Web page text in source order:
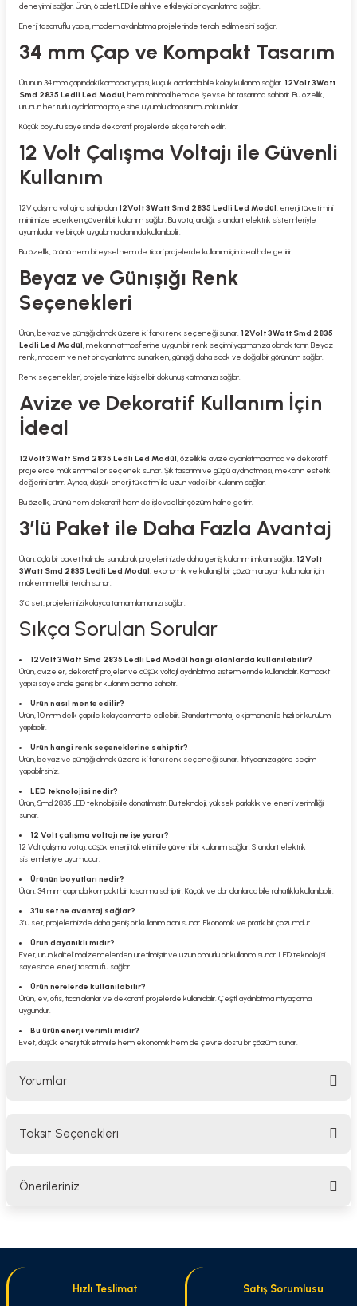
deneyimi sağlar. Ürün, 6 adet LED ile ışıltılı ve etkileyici bir aydınlatma sağlar.
Enerji tasarruflu yapısı, modern aydınlatma projelerinde tercih edilmesini sağlar.
34 mm Çap ve Kompakt Tasarım
Ürünün 34 mm çapındaki kompakt yapısı, küçük alanlarda bile kolay kullanım sağlar. 12Volt 3Watt
Smd 2835 Ledli Led Modül, hem minimal hem de işlevsel bir tasarıma sahiptir. Bu özellik,
ürünün her türlü aydınlatma projesine uyumlu olmasını mümkün kılar.
Küçük boyutu sayesinde dekoratif projelerde sıkça tercih edilir.
12 Volt Çalışma Voltajı ile Güvenli
Kullanım
12V çalışma voltajına sahip olan 12Volt 3Watt Smd 2835 Ledli Led Modül, enerji tüketimini
minimize ederken güvenli bir kullanım sağlar. Bu voltaj aralığı, standart elektrik sistemleriyle
uyumludur ve birçok uygulama alanında kullanılabilir.
Bu özellik, ürünü hem bireysel hem de ticari projelerde kullanım için ideal hale getirir.
Beyaz ve Günışığı Renk
Seçenekleri
Ürün, beyaz ve günışığı olmak üzere iki farklı renk seçeneği sunar. 12Volt 3Watt Smd 2835
Ledli Led Modül, mekanın atmosferine uygun bir renk seçimi yapmanıza olanak tanır. Beyaz
renk, modern ve net bir aydınlatma sunarken, günışığı daha sıcak ve doğal bir görünüm sağlar.
Renk seçenekleri, projelerinize kişisel bir dokunuş katmanızı sağlar.
Avize ve Dekoratif Kullanım İçin
İdeal
12Volt 3Watt Smd 2835 Ledli Led Modül, özellikle avize aydınlatmalarında ve dekoratif
projelerde mükemmel bir seçenek sunar. Şık tasarımı ve güçlü aydınlatması, mekanın estetik
değerini artırır. Ayrıca, düşük enerji tüketimi ile uzun vadeli bir kullanım sağlar.
Bu özellik, ürünü hem dekoratif hem de işlevsel bir çözüm haline getirir.
3’lü Paket ile Daha Fazla Avantaj
Ürün, üçlü bir paket halinde sunularak projelerinizde daha geniş kullanım imkanı sağlar. 12Volt
3Watt Smd 2835 Ledli Led Modül, ekonomik ve kullanışlı bir çözüm arayan kullanıcılar için
mükemmel bir tercih sunar.
3’lü set, projelerinizi kolayca tamamlamanızı sağlar.
Sıkça Sorulan Sorular
12Volt 3Watt Smd 2835 Ledli Led Modül hangi alanlarda kullanılabilir?
Ürün, avizeler, dekoratif projeler ve düşük voltajlı aydınlatma sistemlerinde kullanılabilir. Kompakt
yapısı sayesinde geniş bir kullanım alanına sahiptir.
Ürün nasıl monte edilir?
Ürün, 10 mm delik çapı ile kolayca monte edilebilir. Standart montaj ekipmanları ile hızlı bir kurulum
yapılabilir.
Ürün hangi renk seçeneklerine sahiptir?
Ürün, beyaz ve günışığı olmak üzere iki farklı renk seçeneği sunar. İhtiyacınıza göre seçim
yapabilirsiniz.
LED teknolojisi nedir?
Ürün, Smd 2835 LED teknolojisi ile donatılmıştır. Bu teknoloji, yüksek parlaklık ve enerji verimliliği
sunar.
12 Volt çalışma voltajı ne işe yarar?
12 Volt çalışma voltajı, düşük enerji tüketimi ile güvenli bir kullanım sağlar. Standart elektrik
sistemleriyle uyumludur.
Ürünün boyutları nedir?
Ürün, 34 mm çapında kompakt bir tasarıma sahiptir. Küçük ve dar alanlarda bile rahatlıkla kullanılabilir.
3’lü set ne avantaj sağlar?
3’lü set, projelerinizde daha geniş bir kullanım alanı sunar. Ekonomik ve pratik bir çözümdür.
Ürün dayanıklı mıdır?
Evet, ürün kaliteli malzemelerden üretilmiştir ve uzun ömürlü bir kullanım sunar. LED teknolojisi
sayesinde enerji tasarrufu sağlar.
Ürün nerelerde kullanılabilir?
Ürün, ev, ofis, ticari alanlar ve dekoratif projelerde kullanılabilir. Çeşitli aydınlatma ihtiyaçlarına
uygundur.
Bu ürün enerji verimli midir?
Evet, düşük enerji tüketimi ile hem ekonomik hem de çevre dostu bir çözüm sunar.
Yorumlar
Taksit Seçenekleri
Önerileriniz
Görüş ve önerileriniz için teşekkür ederiz.
Hızlı Teslimat Satış Sorumlusu